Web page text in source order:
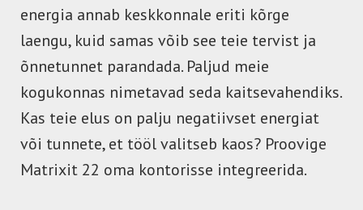
energia annab keskkonnale eriti kõrge
laengu, kuid samas võib see teie tervist ja
õnnetunnet parandada. Paljud meie
kogukonnas nimetavad seda kaitsevahendiks.
Kas teie elus on palju negatiivset energiat
või tunnete, et tööl valitseb kaos? Proovige
Matrixit 22 oma kontorisse integreerida.